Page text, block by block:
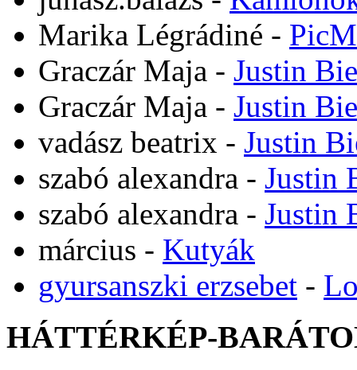
Marika Légrádiné -
Graczár Maja - Justin
Graczár Maja - Justin
vadász beatrix - Justin
szabó alexandra - Justin
szabó alexandra - Justin
március - Kutyák
gyursanszki erzsebet -
HÁTTÉRKÉP-